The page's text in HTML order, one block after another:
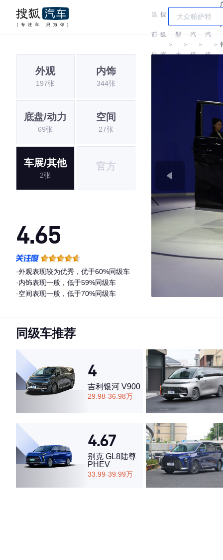
当
前
位
搜
狐
汽
＞
车
型
大
＞
广
汽
传
＞
广
汽
传
＞
外观
197张
内饰
344张
底盘/动力
69张
空间
27张
车展/其他
2张
官方
4.65
·外观表现较为优秀，优于60%同级车
·内饰表现一般，低于59%同级车
·空间表现一般，低于70%同级车
同级车推荐
4
吉利银河 V900
29.98-36.98万
4.67
别克 GL8陆尊
PHEV
33.99-39.99万